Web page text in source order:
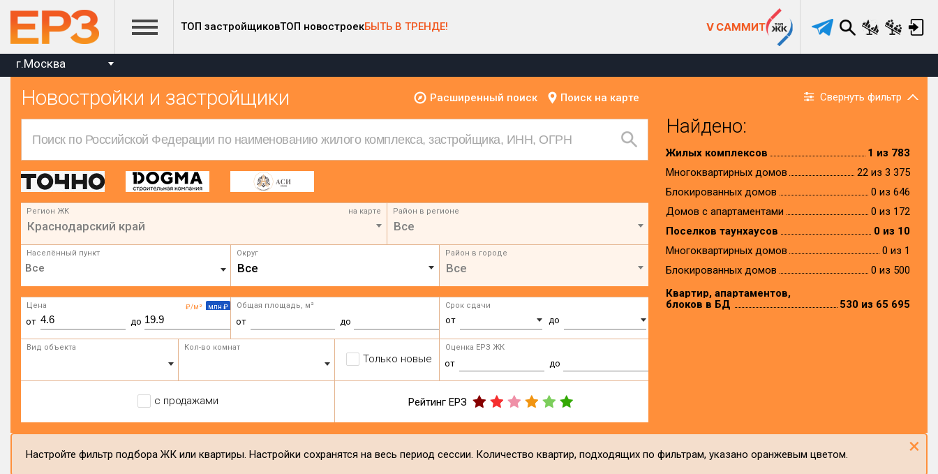
ТОП застройщиковТОП новостроекБЫТЬ В ТРЕНДЕ! V САММИТ
г.Москва
Новостройки и застройщики Расширенный поиск Поиск на карте Свернуть фильтр
Регион ЖК на карте
Краснодарский край
Район в регионе
Все
Населённый пункт Округ
Все
Район в городе
Все
₽/м² млн ₽
Цена
от до
Общая площадь, м²
от до
Срок сдачи
от до
Вид объекта Кол-во комнат
Только новые
Оценка ЕРЗ ЖК
от до
с продажами Рейтинг ЕРЗ
Найдено:
Жилых комплексов
1 из 783
Многоквартирных домов
22 из 3 375
Блокированных домов
0 из 646
Домов с апартаментами
0 из 172
Поселков таунхаусов
0 из 10
Многоквартирных домов
0 из 1
Блокированных домов
0 из 500
Квартир, апартаментов,
блоков в БД
530 из 65 695
Настройте фильтр подбора ЖК или квартиры. Настройки сохранятся на весь период сессии. Количество квартир, подходящих по фильтрам, указано оранжевым цветом. ×